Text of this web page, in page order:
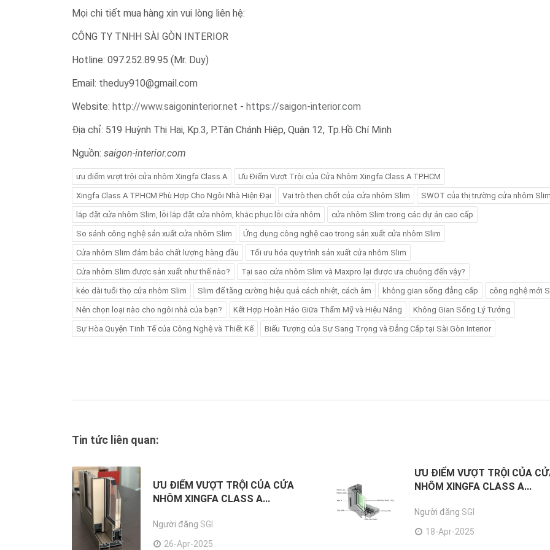
Mọi chi tiết mua hàng xin vui lòng liên hệ:
CÔNG TY TNHH SÀI GÒN INTERIOR
Hotline: 097.252.89.95 (Mr. Duy)
Email: theduy910@gmail.com
Website: http://www.saigoninterior.net - https://saigon-interior.com
Địa chỉ: 519 Huỳnh Thị Hai, Kp.3, P.Tân Chánh Hiệp, Quận 12, Tp.Hồ Chí Minh
Nguồn: saigon-interior.com
ưu điểm vượt trội cửa nhôm Xingfa Class A Ưu Điểm Vượt Trội của Cửa Nhôm Xingfa Class A TP.HCM
Xingfa Class A TP.HCM Phù Hợp Cho Ngôi Nhà Hiện Đại Vai trò then chốt của cửa nhôm Slim SWOT của thị trường cửa nhôm Slim
lắp đặt cửa nhôm Slim, lỗi lắp đặt cửa nhôm, khắc phục lỗi cửa nhôm cửa nhôm Slim trong các dự án cao cấp
So sánh công nghệ sản xuất cửa nhôm Slim Ứng dụng công nghệ cao trong sản xuất cửa nhôm Slim
Cửa nhôm Slim đảm bảo chất lượng hàng đầu Tối ưu hóa quy trình sản xuất cửa nhôm Slim
Cửa nhôm Slim được sản xuất như thế nào? Tại sao cửa nhôm Slim và Maxpro lại được ưa chuộng đến vậy?
kéo dài tuổi thọ cửa nhôm Slim Slim để tăng cường hiệu quả cách nhiệt, cách âm không gian sống đẳng cấp công nghệ mới
Nên chọn loại nào cho ngôi nhà của bạn? Kết Hợp Hoàn Hảo Giữa Thẩm Mỹ và Hiệu Năng Không Gian Sống Lý Tưởng
Sự Hòa Quyện Tinh Tế của Công Nghệ và Thiết Kế Biểu Tượng của Sự Sang Trọng và Đẳng Cấp tại Sài Gòn Interior
Tin tức liên quan:
ƯU ĐIỂM VƯỢT TRỘI CỦA CỬA
NHÔM XINGFA CLASS A...
Người đăng SGI
26-Apr-2025
ƯU ĐIỂM VƯỢT TRỘI CỦA
NHÔM XINGFA CLASS A...
Người đăng SGI
18-Apr-2025